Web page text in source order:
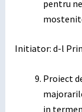
pentru
Initiator: d-l
Proiect
in